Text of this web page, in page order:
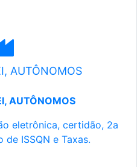
AUTÔNOMOS
AUTÔNOMOS
eletrônica, certidão, 2a
ISSQN e Taxas.